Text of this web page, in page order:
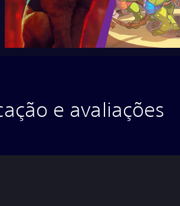
e avaliações